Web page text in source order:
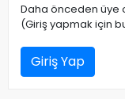
Daha önceden üye
(Giriş yapmak için
Giriş Yap